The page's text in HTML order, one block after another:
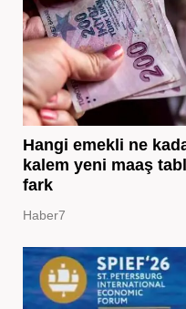
Hangi emekli ne
kalem yeni maaş
fark
Haber7